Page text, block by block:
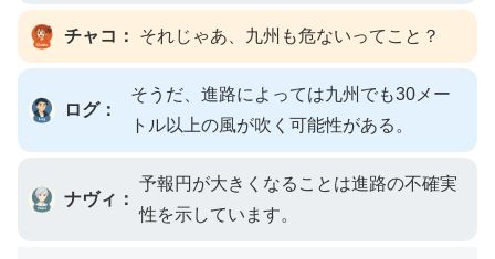
チャコ： それじゃあ、九州も危ないってこと？
ログ：
そうだ、進路によっては九州でも30メー
トル以上の風が吹く可能性がある。
ナヴィ：
予報円が大きくなることは進路の不確実
性を示しています。